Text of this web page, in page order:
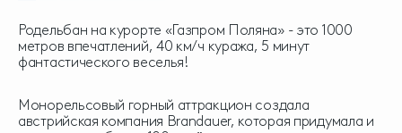
Родельбан на курорте «Газпром Поляна» - это 1000
метров впечатлений, 40 км/ч куража, 5 минут
фантастического веселья!
Монорельсовый горный аттракцион создала
австрийская компания Brandauer, которая придумала и